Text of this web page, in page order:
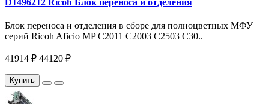
D1496212 Ricoh Блок переноса и отделения
Блок переноса и отделения в сборе для полноцветных МФУ
серий Ricoh Aficio MP C2011 C2003 C2503 C30..
41914 ₽ 44120 ₽
Купить